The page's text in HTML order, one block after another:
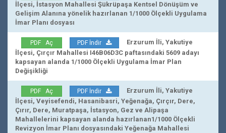
İlçesi, İstasyon Mahallesi Şükrüpaşa Kentsel Dönüşüm ve
Gelişim Alanına yönelik hazırlanan 1/1000 Ölçekli Uygulama
İmar Planı dosyası
PDF Aç PDF İndir
Erzurum İli, Yakutiye
İlçesi, Çırçır Mahallesi I46B06D3C paftasındaki 5609 adayı
kapsayan alanda 1/1000 Ölçekli Uygulama İmar Plan
Değişikliği
PDF Aç PDF İndir
Erzurum İli, Yakutiye
İlçesi, Veyisefendi, Hasanibasri, Yeğenağa, Çırçır, Dere,
Çırır, Dere, Muratpaşa, İstasyon, Gez ve Alipaşa
Mahallelerini kapsayan alanda hazırlanan1/1000 Ölçekli
Revizyon İmar Planı dosyasındaki Yeğenağa Mahallesi